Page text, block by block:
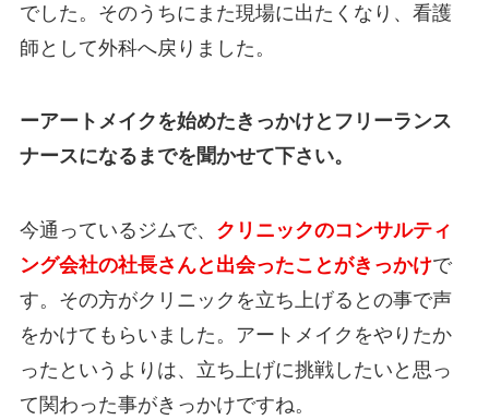
でした。そのうちにまた現場に出たくなり、看護
師として外科へ戻りました。
ーアートメイクを始めたきっかけとフリーランス
ナースになるまでを聞かせて下さい。
今通っているジムで、 クリニックのコンサルティ
ング会社の社長さんと出会ったことがきっかけで
す。その方がクリニックを立ち上げるとの事で声
をかけてもらいました。アートメイクをやりたか
ったというよりは、立ち上げに挑戦したいと思っ
て関わった事がきっかけですね。